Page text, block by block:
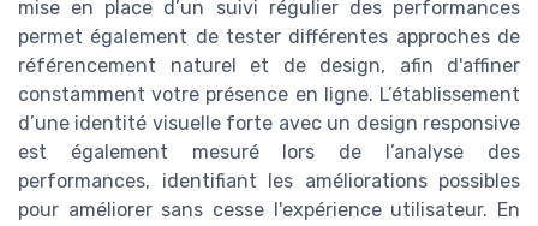
mise en place d’un suivi régulier des performances
permet également de tester différentes approches de
référencement naturel et de design, afin d'affiner
constamment votre présence en ligne. L’établissement
d’une identité visuelle forte avec un design responsive
est également mesuré lors de l’analyse des
performances, identifiant les améliorations possibles
pour améliorer sans cesse l'expérience utilisateur. En